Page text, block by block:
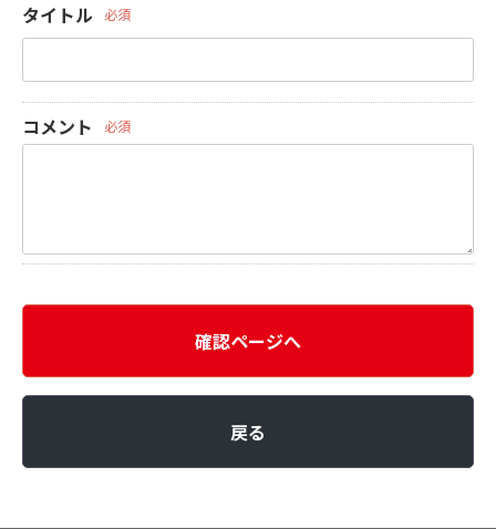
タイトル
必須
コメント 必須
確認ページへ
戻る